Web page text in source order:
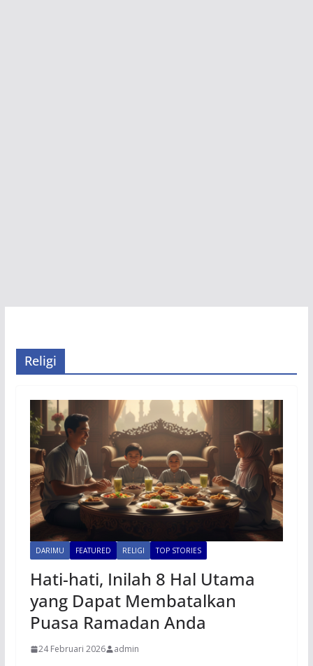
Religi
DARIMU FEATURED RELIGI TOP STORIES
Hati-hati, Inilah 8 Hal Utama
yang Dapat Membatalkan
Puasa Ramadan Anda
24 Februari 2026 admin